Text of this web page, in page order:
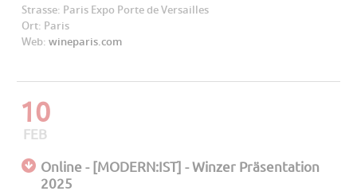
Strasse: Paris Expo Porte de Versailles
Ort: Paris
Web: wineparis.com
10
FEB
Online - [MODERN:IST] - Winzer Präsentation
2025